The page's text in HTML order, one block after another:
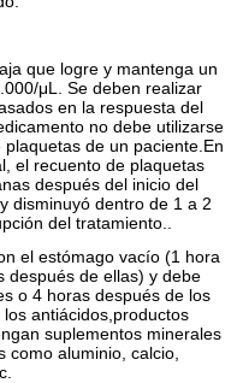
que logre y mantenga un
μL. Se deben realizar
en la respuesta del
no debe utilizarse
de un paciente.En
el recuento de plaquetas
después del inicio del
disminuyó dentro de 1 a 2
del tratamiento..
el estómago vacío (1 hora
después de ellas) y debe
o 4 horas después de los
antiácidos,productos
suplementos minerales
como aluminio, calcio,